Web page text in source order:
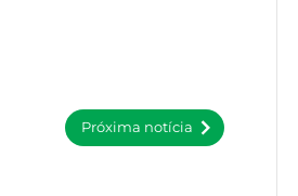
Próxima notícia